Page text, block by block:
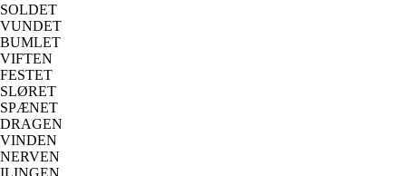
SOLDET
VUNDET
BUMLET
VIFTEN
FESTET
SLØRET
SPÆNET
DRAGEN
VINDEN
NERVEN
ILINGEN